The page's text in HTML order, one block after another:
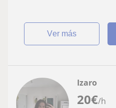
ver más
20€/h
Izaro